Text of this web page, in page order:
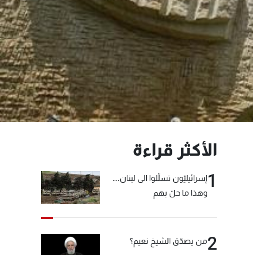
الأكثر قراءة
1إسرائيليّون تسلّلوا الى لبنان...
وهذا ما حلّ بهم
2من يصدّق الشيخ نعيم؟